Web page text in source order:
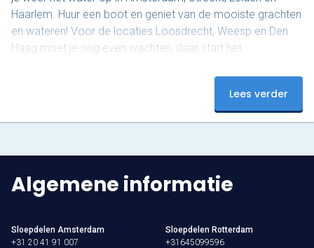
Haarlem. Huur een boot en geniet van de mooiste grachten
en wateren! Voor de locaties Loosdrecht, Weesp en Den
Haag moet je nog even wachten, daar start het
nu en beleef een onvergetelijke start van het seizoen!
Lees verder
Algemene informatie
Sloepdelen Amsterdam
+31 20 41 91 007
Sloepdelen Rotterdam
+31645099596